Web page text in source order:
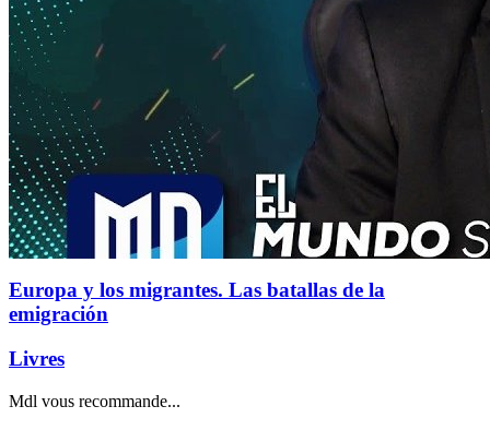
Europa y los migrantes. Las batallas de la
emigración
Livres
Mdl vous recommande...